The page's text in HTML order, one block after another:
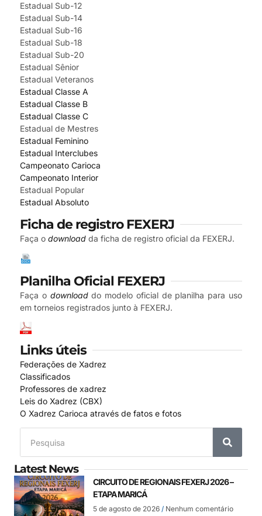
Estadual Sub-12
Estadual Sub-14
Estadual Sub-16
Estadual Sub-18
Estadual Sub-20
Estadual Sênior
Estadual Veteranos
Estadual Classe A
Estadual Classe B
Estadual Classe C
Estadual de Mestres
Estadual Feminino
Estadual Interclubes
Campeonato Carioca
Campeonato Interior
Estadual Popular
Estadual Absoluto
Ficha de registro FEXERJ
Faça o download da ficha de registro oficial da FEXERJ.
Planilha Oficial FEXERJ
Faça o downloaddo modelo oficial de planilha para uso
em torneios registrados junto à FEXERJ.
Links úteis
Federações de Xadrez
Classificados
Professores de xadrez
Leis do Xadrez (CBX)
O Xadrez Carioca através de fatos e fotos
Latest News
CIRCUITO DE REGIONAIS FEXERJ 2026 –
ETAPA MARICÁ
5 de agosto de 2026 Nenhum comentário